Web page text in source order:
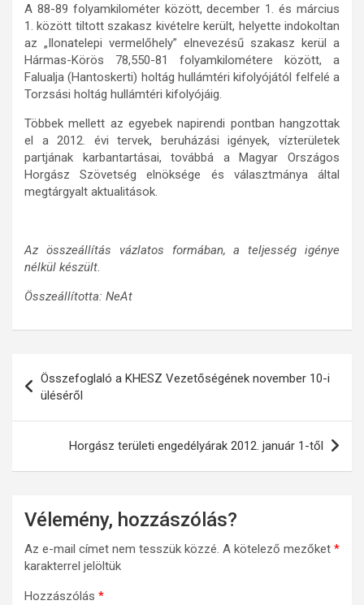
A 88-89 folyamkilométer között, december 1. és március
1. között tiltott szakasz kivételre került, helyette indokoltan
az „Ilonatelepi vermelőhely” elnevezésű szakasz kerül a
Hármas-Körös 78,550-81 folyamkilométere között, a
Falualja (Hantoskerti) holtág hullámtéri kifolyójától felfelé a
Torzsási holtág hullámtéri kifolyójáig.
Többek mellett az egyebek napirendi pontban hangzottak
el a 2012. évi tervek, beruházási igények, vízterületek
partjának karbantartásai, továbbá a Magyar Országos
Horgász Szövetség elnöksége és választmánya által
megtárgyalt aktualitások.
Az összeállítás vázlatos formában, a teljesség igénye
nélkül készült.
Összeállította: NeAt
Bejegyzés
navigáció
Összefoglaló a KHESZ Vezetőségének november 10-i
üléséről
Horgász területi engedélyárak 2012. január 1-től
Vélemény, hozzászólás?
Az e-mail címet nem tesszük közzé. A kötelező mezőket *
karakterrel jelöltük
Hozzászólás *